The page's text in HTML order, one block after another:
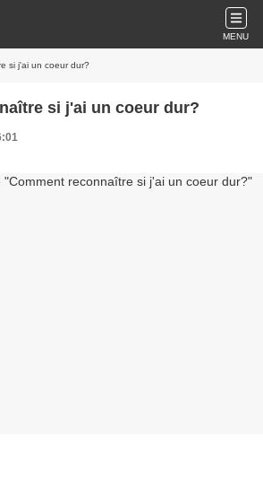
MENU
si j'ai un coeur dur?
si j'ai un coeur dur?